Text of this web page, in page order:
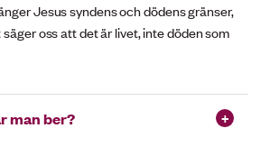
Jesus syndens och dödens gränser,
oss att det är livet, inte döden som
man ber?